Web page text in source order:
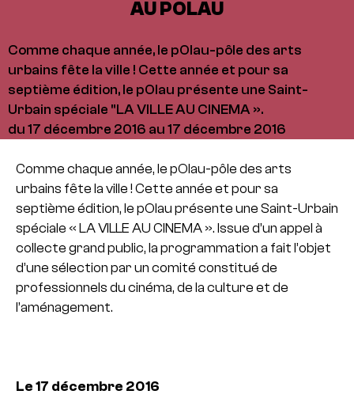
AU POLAU
Comme chaque année, le pOlau-pôle des arts
urbains fête la ville ! Cette année et pour sa
septième édition, le pOlau présente une Saint-
Urbain spéciale "LA VILLE AU CINEMA ».
du 17 décembre 2016 au 17 décembre 2016
Comme chaque année, le pOlau-pôle des arts
urbains fête la ville ! Cette année et pour sa
septième édition, le pOlau présente une Saint-Urbain
spéciale « LA VILLE AU CINEMA ». Issue d’un appel à
collecte grand public, la programmation a fait l’objet
d’une sélection par un comité constitué de
professionnels du cinéma, de la culture et de
l’aménagement.
Le 17 décembre 2016